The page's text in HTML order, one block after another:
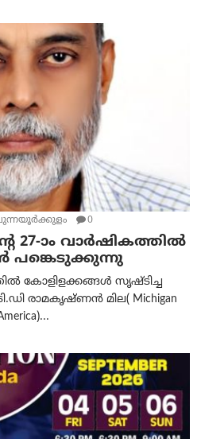
0
27-ാം വാർഷികത്തിൽ
പങ്കെടുക്കുന്നു
കോളിളക്കങ്ങൾ സൃഷ്ടിച്ച
രാമകൃഷ്ണൻ മില( Michigan